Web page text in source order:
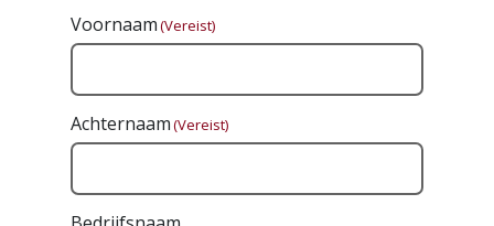
Voornaam(Vereist)
Achternaam(Vereist)